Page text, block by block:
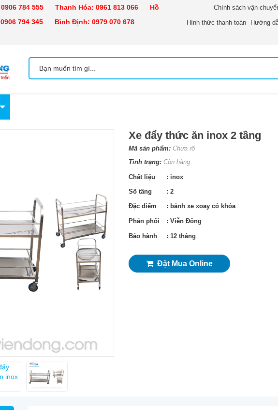
0906 784 555 Thanh Hóa: 0961 813 066 Hồ
0906 794 345 Bình Định: 0979 070 678
Chính sách vận
Hình thức thanh toán Hướng
Xe đẩy thức ăn inox 2 tầng
Mã sản phẩm: Chưa rõ
Tình trạng: Còn hàng
Chất liệu
: inox
Số tầng
: 2
Đặc điểm
: bánh xe xoay có khóa
Phân phối : Viễn Đông
Bảo hành : 12 tháng
Đặt Mua Online